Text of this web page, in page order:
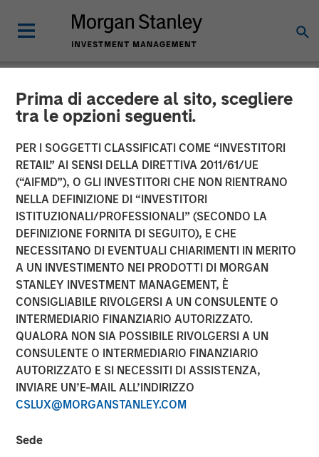
Prima di accedere al sito, scegliere
tra le opzioni seguenti.
PER I SOGGETTI CLASSIFICATI COME “INVESTITORI
RETAIL” AI SENSI DELLA DIRETTIVA 2011/61/UE
(“AIFMD”), O GLI INVESTITORI CHE NON RIENTRANO
NELLA DEFINIZIONE DI “INVESTITORI
ISTITUZIONALI/PROFESSIONALI” (SECONDO LA
DEFINIZIONE FORNITA DI SEGUITO), E CHE
NECESSITANO DI EVENTUALI CHIARIMENTI IN MERITO
A UN INVESTIMENTO NEI PRODOTTI DI MORGAN
STANLEY INVESTMENT MANAGEMENT, È
CONSIGLIABILE RIVOLGERSI A UN CONSULENTE O
INTERMEDIARIO FINANZIARIO AUTORIZZATO.
QUALORA NON SIA POSSIBILE RIVOLGERSI A UN
CONSULENTE O INTERMEDIARIO FINANZIARIO
AUTORIZZATO E SI NECESSITI DI ASSISTENZA,
INVIARE UN’E-MAIL ALL’INDIRIZZO
CSLUX@MORGANSTANLEY.COM
Sede
NEWSROOM
Morgan Stanley Investment
Management Raises
Approximately $400
Million for Eighth Private
Growth Equity Fund
05 NOVEMBRE 2018
NEW YORK — November 5, 2018, 10:30AM EST
private investment platform within Morgan Stanley